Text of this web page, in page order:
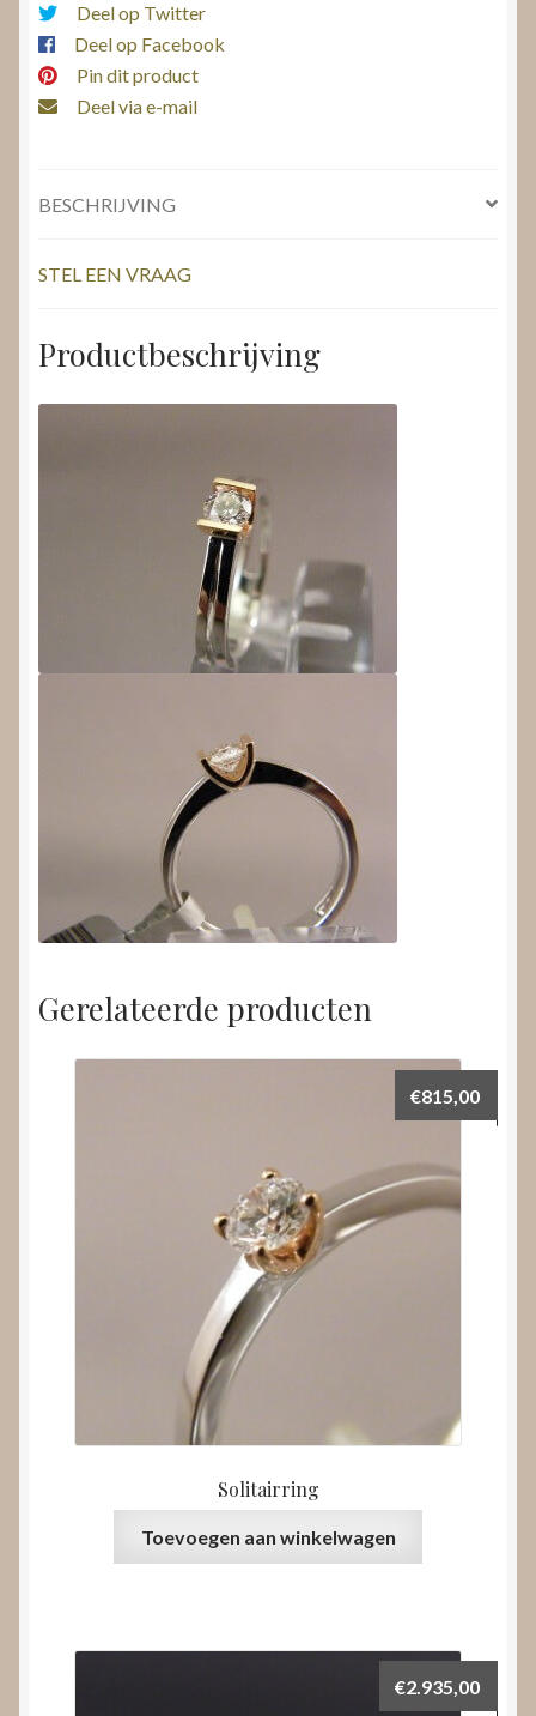
Deel op Twitter
Deel op Facebook
Pin dit product
Deel via e-mail
BESCHRIJVING
STEL EEN VRAAG
Productbeschrijving
Gerelateerde producten
Solitairring
€815,00
Toevoegen aan winkelwagen
€2.935,00